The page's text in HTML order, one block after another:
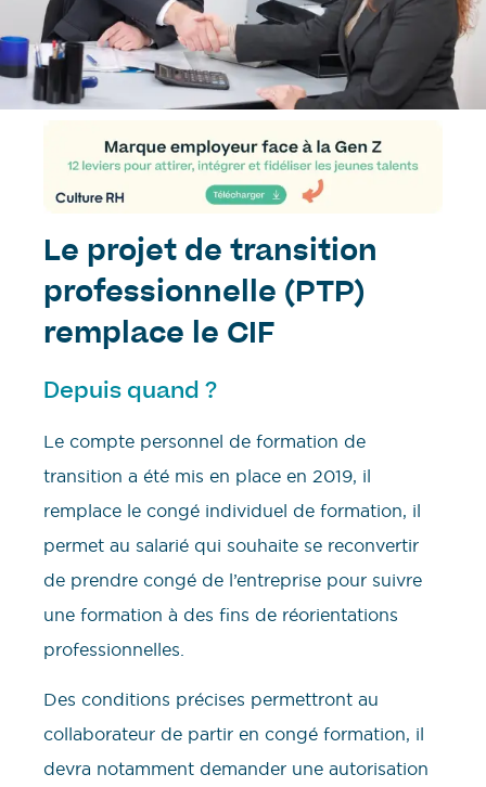
Le projet de transition
professionnelle (PTP)
remplace le CIF
Depuis quand ?
Le compte personnel de formation de
transition a été mis en place en 2019, il
remplace le congé individuel de formation, il
permet au salarié qui souhaite se reconvertir
de prendre congé de l’entreprise pour suivre
une formation à des fins de réorientations
professionnelles.
Des conditions précises permettront au
collaborateur de partir en congé formation, il
devra notamment demander une autorisation